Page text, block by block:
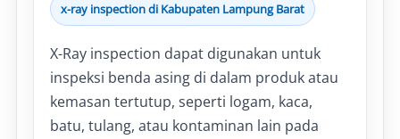
x-ray inspection di Kabupaten Lampung Barat
X-Ray inspection dapat digunakan untuk
inspeksi benda asing di dalam produk atau
kemasan tertutup, seperti logam, kaca,
batu, tulang, atau kontaminan lain pada